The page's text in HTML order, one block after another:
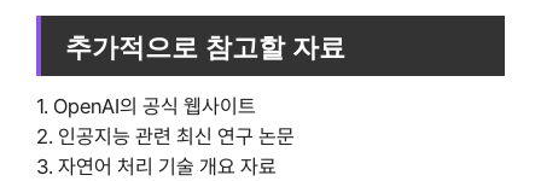
추가적으로 참고할 자료
1. OpenAI의 공식 웹사이트
2. 인공지능 관련 최신 연구 논문
3. 자연어 처리 기술 개요 자료